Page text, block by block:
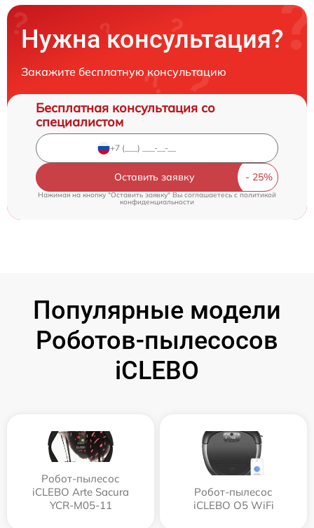
Нужна консультация?
Закажите бесплатную консультацию
Бесплатная консультация со
специалистом
Оставить заявку
Нажимая на кнопку "Оставить заявку" Вы соглашаетесь cполитикой
конфиденциальности
Популярные модели
Роботов-пылесосов
iCLEBO
Робот-пылесос
iCLEBO Arte Sacura
YCR-M05-11
Робот-пылесос
iCLEBO O5 WiFi